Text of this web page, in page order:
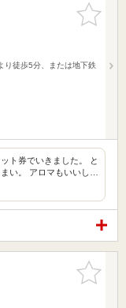
お気に入
りに追加
り徒歩5分、または地下鉄
ト券でいきました。 と
い。 アロマもいいし…
お気に入
りに追加